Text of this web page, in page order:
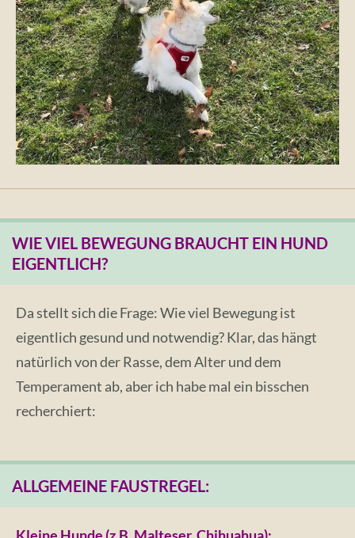
WIE VIEL BEWEGUNG BRAUCHT EIN HUND
EIGENTLICH?
Da stellt sich die Frage: Wie viel Bewegung ist
eigentlich gesund und notwendig? Klar, das hängt
natürlich von der Rasse, dem Alter und dem
Temperament ab, aber ich habe mal ein bisschen
recherchiert:
ALLGEMEINE FAUSTREGEL:
Kleine Hunde (z.B. Malteser, Chihuahua):